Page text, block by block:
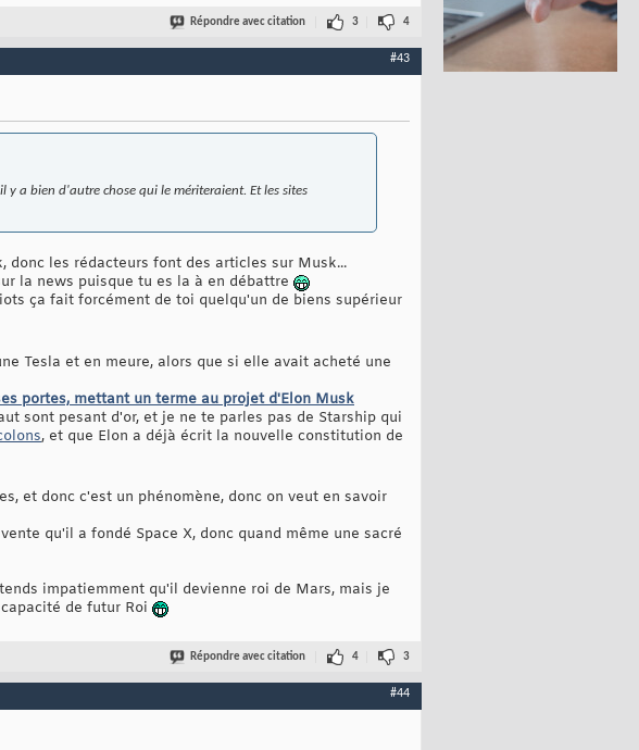
Répondre avec citation 3 4
#43
a bien d'autre chose qui le mériteraient. Et les sites
les rédacteurs font des articles sur Musk...
la news puisque tu es la à en débattre
ça fait forcément de toi quelqu'un de biens supérieur
Tesla et en meure, alors que si elle avait acheté une
portes, mettant un terme au projet d'Elon Musk
sont pesant d'or, et je ne te parles pas de Starship qui
, et que Elon a déjà écrit la nouvelle constitution de
et donc c'est un phénomène, donc on veut en savoir
qu'il a fondé Space X, donc quand même une sacré
impatiemment qu'il devienne roi de Mars, mais je
de futur Roi
Répondre avec citation 4 3
#44